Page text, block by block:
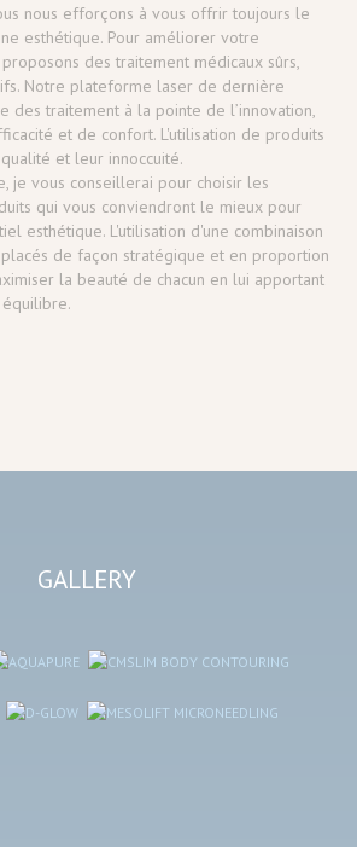
nous efforçons à vous offrir toujours le
esthétique. Pour améliorer votre
des traitement médicaux sûrs,
Notre plateforme laser de dernière
des traitement à la pointe de l’innovation,
et de confort. L'utilisation de produits
et leur innoccuité.
je vous conseillerai pour choisir les
qui vous conviendront le mieux pour
esthétique. L'utilisation d'une combinaison
de façon stratégique et en proportion
la beauté de chacun en lui apportant
GALLERY